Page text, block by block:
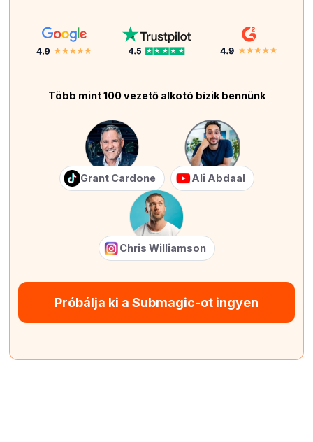
Több mint 100 vezető alkotó bízik bennünk
Grant Cardone Ali Abdaal
Chris Williamson
Próbálja ki a Submagic-ot ingyen